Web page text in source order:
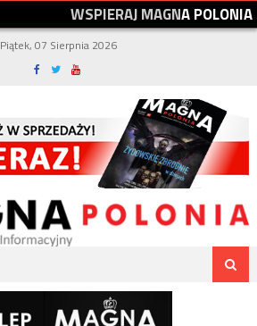
WSPIERAJMAGNAPOLONIA
Piątek, 07 Sierpnia 2026